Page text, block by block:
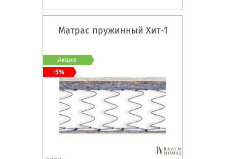
Матрас пружинный Хит-1
Акция
-5%